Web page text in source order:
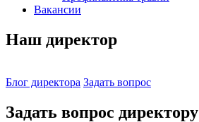
Вакансии
Наш директор
Блог директора Задать вопрос
Задать вопрос директору